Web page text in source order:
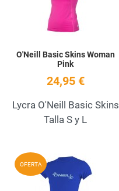
O'Neill Basic Skins Woman
Pink
24,95 €
Lycra O'Neill Basic Skins
Talla S y L
OFERTA